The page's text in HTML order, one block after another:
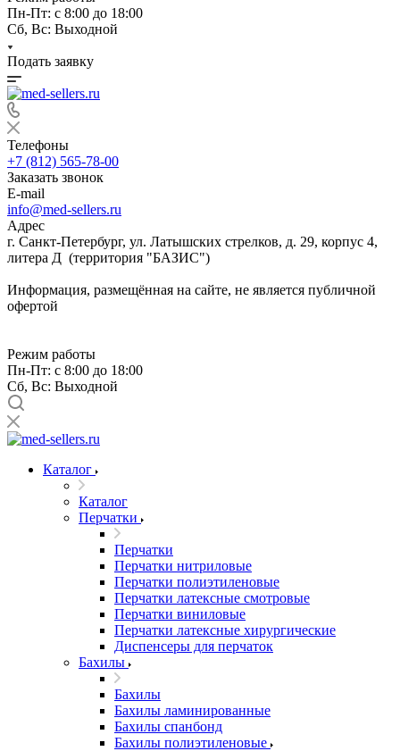
Пн-Пт: с 8:00 до 18:00
Сб, Вс: Выходной
Подать заявку
Телефоны
+7 (812) 565-78-00
Заказать звонок
E-mail
info@med-sellers.ru
Адрес
г. Санкт-Петербург, ул. Латышских стрелков, д. 29, корпус 4,
литера Д (территория "БАЗИС")
Информация, размещённая на сайте, не является публичной
офертой
Режим работы
Пн-Пт: с 8:00 до 18:00
Сб, Вс: Выходной
Каталог
Каталог
Перчатки
Перчатки
Перчатки нитриловые
Перчатки полиэтиленовые
Перчатки латексные смотровые
Перчатки виниловые
Перчатки латексные хирургические
Диспенсеры для перчаток
Бахилы
Бахилы
Бахилы ламинированные
Бахилы спанбонд
Бахилы полиэтиленовые